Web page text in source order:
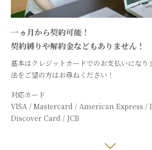
一ヵ月から契約可能！
契約縛りや解約金などもありません！
基本はクレジットカードでのお支払いになり
法をご望の方はお尋ねください！
対応カード
VISA / Mastercard / American Express /
Discover Card / JCB